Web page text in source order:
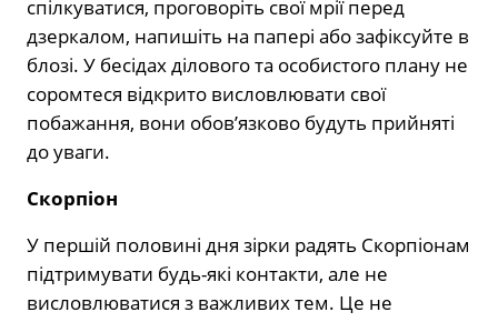
спілкуватися, проговоріть свої мрії перед
дзеркалом, напишіть на папері або зафіксуйте в
блозі. У бесідах ділового та особистого плану не
соромтеся відкрито висловлювати свої
побажання, вони обов’язково будуть прийняті
до уваги.
Скорпіон
У першій половині дня зірки радять Скорпіонам
підтримувати будь-які контакти, але не
висловлюватися з важливих тем. Це не